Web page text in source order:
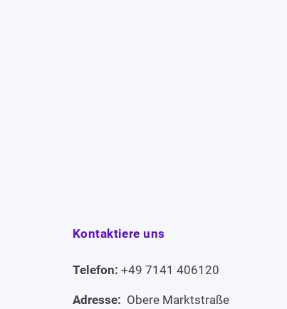
Kontaktiere uns
Telefon: +49 7141 406120
Adresse: Obere Marktstraße